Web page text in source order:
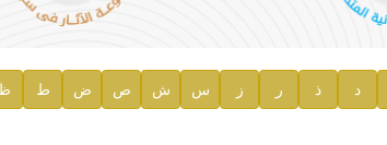
د ذ ر ز س ش ص ض ط